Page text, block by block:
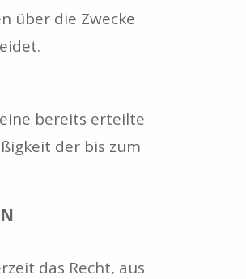
über die Zwecke
bereits erteilte
der bis zum
das Recht, aus